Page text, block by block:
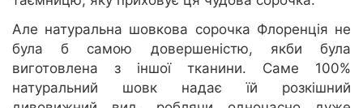
Але натуральна шовкова сорочка Флоренція не
була б самою довершеністю, якби була
виготовлена з іншої тканини. Саме 100%
натуральний шовк надає їй розкішний